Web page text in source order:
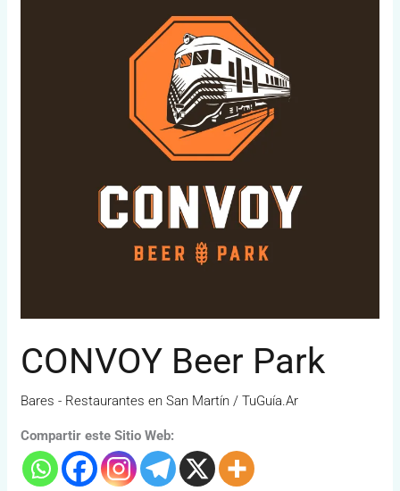
CONVOY Beer Park
Bares - Restaurantes en San Martín /TuGuía.Ar
Compartir este Sitio Web: